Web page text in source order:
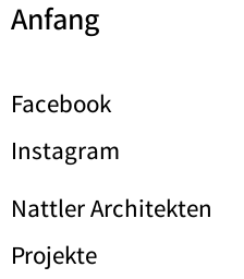
Anfang
Facebook
Instagram
Nattler Architekten
Projekte